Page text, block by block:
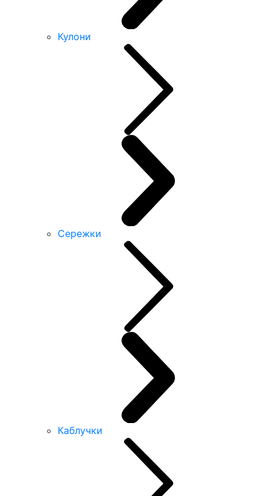
Кулони
Сережки
Каблучки